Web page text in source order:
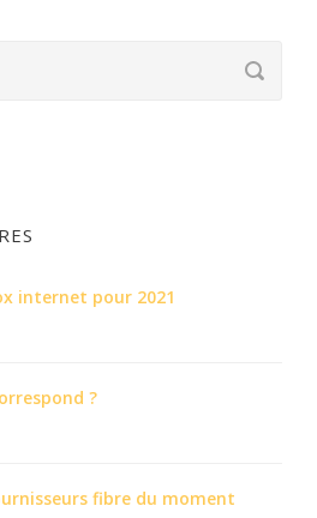
internet pour 2021
?
fibre du moment